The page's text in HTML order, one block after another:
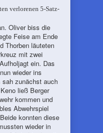
verlorenen 5-Satz-
Oliver biss die
Feise am Ende
Thorben läuteten
mit zwei
ein. Das
wieder ins
sah zunächst auch
ließ Berger
kommen und
Abwehrspiel
konnten diese
wieder in